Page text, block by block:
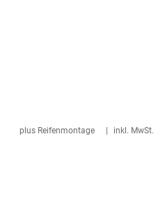
plus Reifenmontage inkl. MwSt.